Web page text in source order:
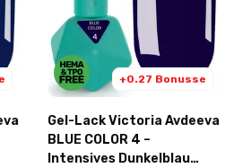
+0.27 Bonusse
Gel-Lack Victoria Avdeeva
BLUE COLOR 4 –
Intensives Dunkelblau